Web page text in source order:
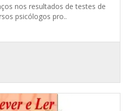
nos resultados de testes de
psicólogos pro..